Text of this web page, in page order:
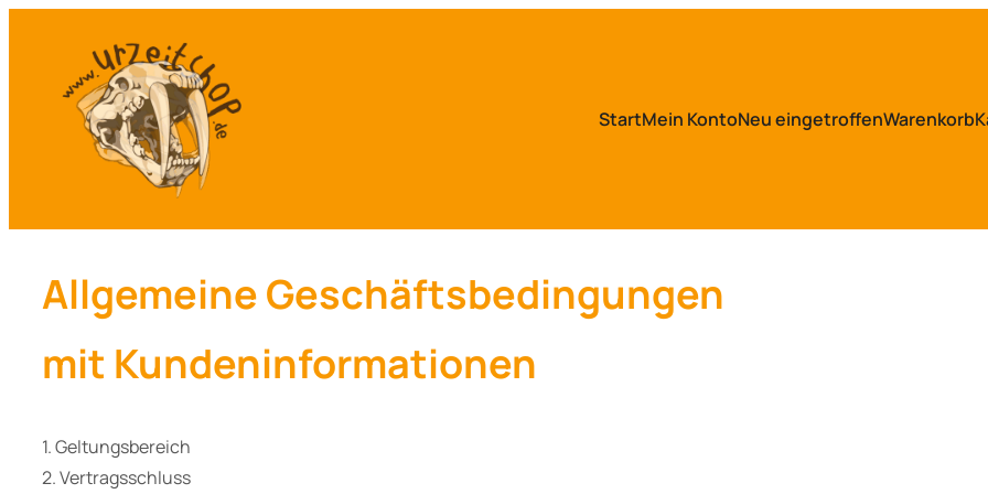
springen
StartMein KontoNeu eingetroffenWarenkorb
Allgemeine Geschäftsbedingungen
mit Kundeninformationen
1. Geltungsbereich
2. Vertragsschluss